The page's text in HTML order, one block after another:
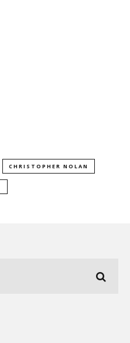
CHRISTOPHER NOLAN